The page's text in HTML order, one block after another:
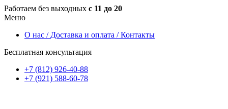
Работаем без выходных с 11 до 20
Меню
О нас / Доставка и оплата / Контакты
Бесплатная консультация
+7 (812) 926-40-88
+7 (921) 588-60-78